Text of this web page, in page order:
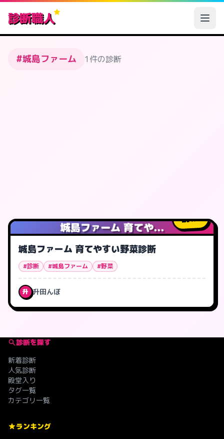
診断職人
#城島ファーム 1件の診断
城島ファーム 育てや...
1人
城島ファーム 育てやすい野菜診断
#診断 #城島ファーム #野菜
升 升田んぼ
診断を探す
新着診断
人気診断
殿堂入り
タグ一覧
カテゴリ一覧
ランキング